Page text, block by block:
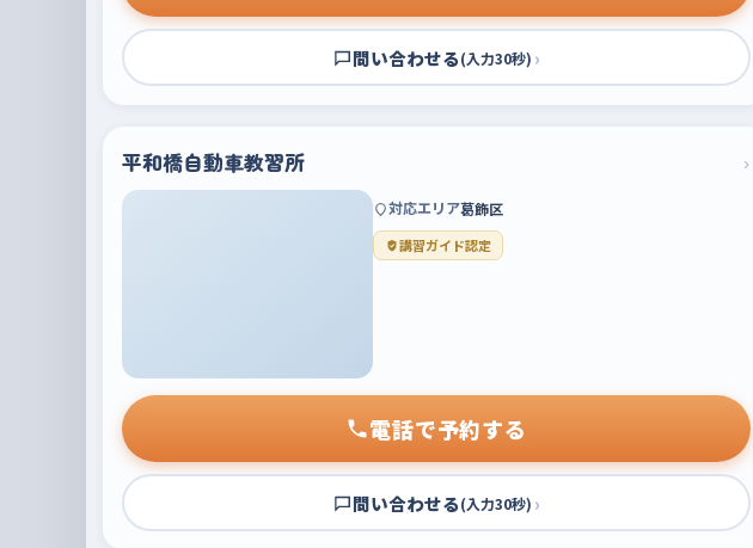
問い合わせる(入力30秒) ›
平和橋自動車教習所 ›
対応エリア葛飾区
講習ガイド認定
電話で予約する
問い合わせる(入力30秒) ›